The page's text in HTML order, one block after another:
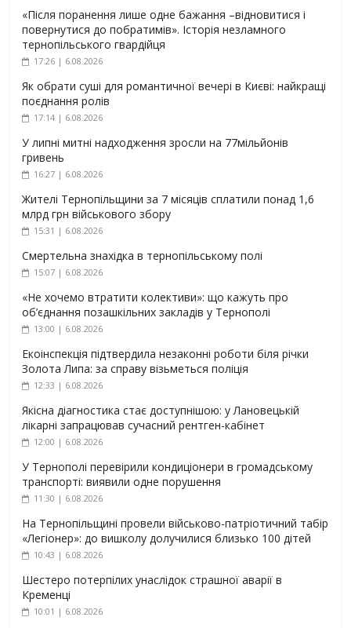
«Після поранення лише одне бажання –відновитися і
повернутися до побратимів». Історія незламного
тернопільського гвардійця
17:26 | 6.08.2026
Як обрати суші для романтичної вечері в Києві: найкращі
поєднання ролів
17:14 | 6.08.2026
У липні митні надходження зросли на 77мільйонів
гривень
16:27 | 6.08.2026
Жителі Тернопільщини за 7 місяців сплатили понад 1,6
млрд грн військового збору
15:31 | 6.08.2026
Смертельна знахідка в тернопільському полі
15:07 | 6.08.2026
«Не хочемо втратити колективи»: що кажуть про
об’єднання позашкільних закладів у Тернополі
13:00 | 6.08.2026
Екоінспекція підтвердила незаконні роботи біля річки
Золота Липа: за справу візьметься поліція
12:33 | 6.08.2026
Якісна діагностика стає доступнішою: у Лановецькій
лікарні запрацював сучасний рентген-кабінет
12:00 | 6.08.2026
У Тернополі перевірили кондиціонери в громадському
транспорті: виявили одне порушення
11:30 | 6.08.2026
На Тернопільщині провели військово-патріотичний табір
«Легіонер»: до вишколу долучилися близько 100 дітей
10:43 | 6.08.2026
Шестеро потерпілих унаслідок страшної аварії в
Кременці
10:01 | 6.08.2026